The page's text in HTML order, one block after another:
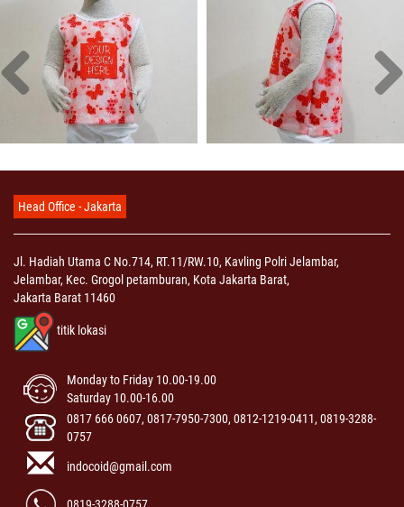
Head Office - Jakarta
Jl. Hadiah Utama C No.714, RT.11/RW.10, Kavling Polri Jelambar,
Jelambar, Kec. Grogol petamburan, Kota Jakarta Barat,
Jakarta Barat 11460
titik lokasi
Monday to Friday 10.00-19.00
Saturday 10.00-16.00
0817 666 0607, 0817-7950-7300, 0812-1219-0411, 0819-3288-
0757
indocoid@gmail.com